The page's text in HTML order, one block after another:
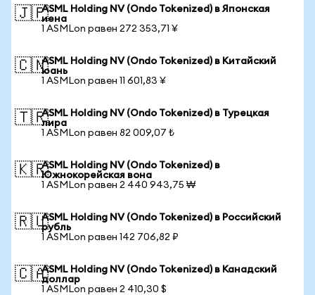
🇯🇵ASML Holding NV (Ondo Tokenized) в Японская
иена
1 ASMLon равен 272 353,71 ¥
🇨🇳ASML Holding NV (Ondo Tokenized) в Китайский
юань
1 ASMLon равен 11 601,83 ¥
🇹🇷ASML Holding NV (Ondo Tokenized) в Турецкая
лира
1 ASMLon равен 82 009,07 ₺
🇰🇷ASML Holding NV (Ondo Tokenized) в
Южнокорейская вона
1 ASMLon равен 2 440 943,75 ₩
🇷🇺ASML Holding NV (Ondo Tokenized) в Российский
рубль
1 ASMLon равен 142 706,82 ₽
🇨🇦ASML Holding NV (Ondo Tokenized) в Канадский
доллар
1 ASMLon равен 2 410,30 $